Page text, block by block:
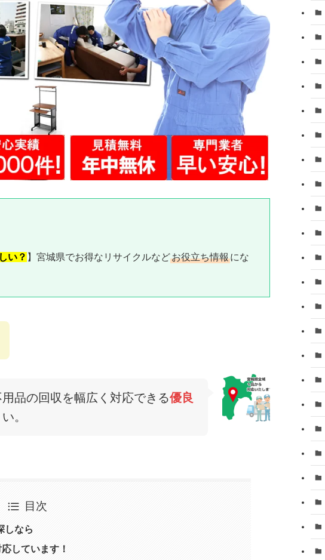
い？ 】宮城県でお得なリサイクルなどお役立ち情報にな
品の回収を幅広く対応できる優良
。
目次
しなら
しています！